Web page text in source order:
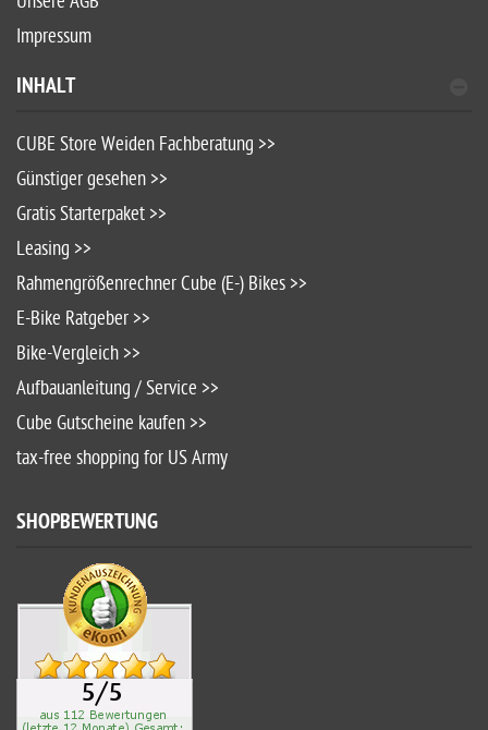
Impressum
INHALT
CUBE Store Weiden Fachberatung >>
Günstiger gesehen >>
Gratis Starterpaket >>
Leasing >>
Rahmengrößenrechner Cube (E-) Bikes >>
E-Bike Ratgeber >>
Bike-Vergleich >>
Aufbauanleitung / Service >>
Cube Gutscheine kaufen >>
tax-free shopping for US Army
SHOPBEWERTUNG